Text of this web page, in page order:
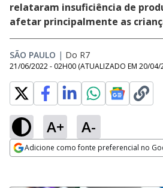
relataram insuficiência de
afetar principalmente as
SÃO PAULO | Do R7
21/06/2022 - 02H00 (ATUALIZADO EM 20/04/
A+ A-
Adicione como fonte preferencial no